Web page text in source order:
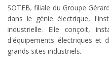
SOTEB, filiale du Groupe
dans le génie électrique,
industrielle. Elle conçoit,
d'équipements électriques et
grands sites industriels.